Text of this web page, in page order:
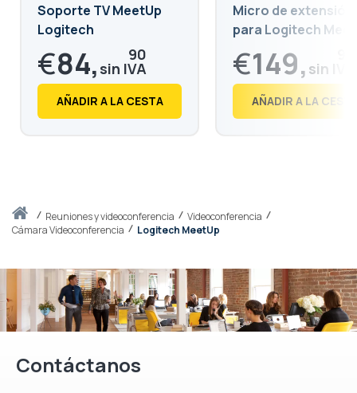
Inicioreuniones y videoconferencia
Videoconferencia
Cámara Videoconferencia
Logitech MeetUp
Soporte TV MeetUp
Logitech
€84, 90
€ 102,
AÑADIR A LA CESTA
Micro de extensión
para Logitech
€149,
€ 181,
AÑADIR A LA
Contáctanos